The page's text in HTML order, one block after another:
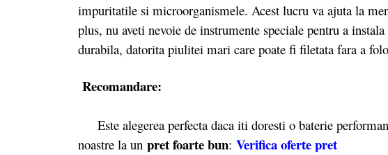
impuritatile si microorganismele. Acest lucru va ajuta la
plus, nu aveti nevoie de instrumente speciale pentru a
durabila, datorita piulitei mari care poate fi filetata fara a
Recomandare:
Este alegerea perfecta daca iti doresti o baterie
noastre la un pret foarte bun: Verifica oferte pret